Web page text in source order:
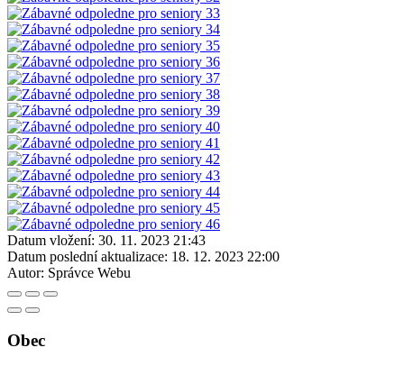
Datum vložení: 30. 11. 2023 21:43
Datum poslední aktualizace: 18. 12. 2023 22:00
Autor: Správce Webu
Obec